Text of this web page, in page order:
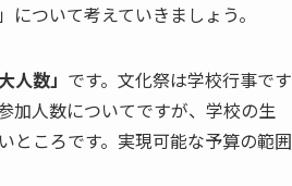
ついて考えていきましょう。
人数」 です。文化祭は学校行事です
加人数についてですが、学校の生
ところです。実現可能な予算の範囲